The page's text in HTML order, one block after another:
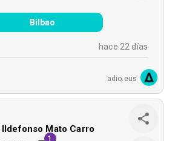
Bilbao
hace 22 días
adio.eus
Ildefonso Mato Carro
1